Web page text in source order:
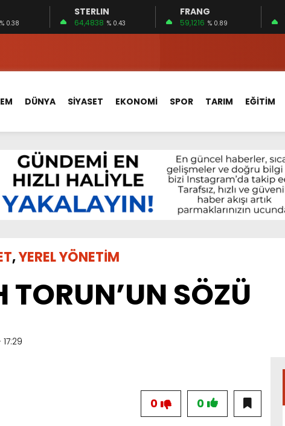
% 0.38
STERLIN
64,4838 % 0.43
FRANG
59,1216 % 0.89
15 FİRMA
İÇİN UYGUN MU?
MECLİSTE KONUŞULDU
HİZMETLERİNİ KONUŞTUK
HİZMETLERİ İÇİN SAHADA
BOĞULMALARI ÖNLEMEK İÇİN GÖRÜŞTÜLER…
BEYİN SAĞLIĞI!
AYLIĞININ 40 BİN LİRA OLMASINI İSTİYOR!
15 FİRMA
DÜNYA SİYASET EKONOMİ SPOR TARIM EĞİTİM
,YEREL YÖNETİM
TORUN’UN SÖZÜ
0
0